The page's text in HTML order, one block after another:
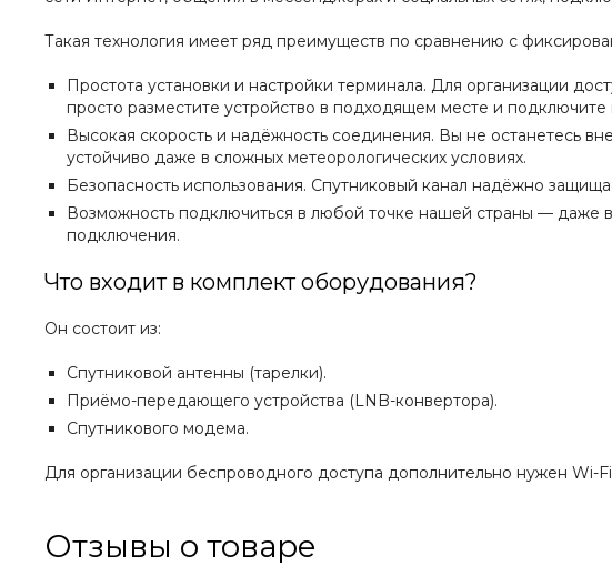
Такая технология имеет ряд преимуществ по сравнению с
Простота установки и настройки терминала. Для организации
просто разместите устройство в подходящем месте и
Высокая скорость и надёжность соединения. Вы не останетесь
устойчиво даже в сложных метеорологических условиях.
Безопасность использования. Спутниковый канал надёжно
Возможность подключиться в любой точке нашей страны — даже
подключения.
Что входит в комплект оборудования?
Он состоит из:
Спутниковой антенны (тарелки).
Приёмо-передающего устройства (LNB-конвертора).
Спутникового модема.
Для организации беспроводного доступа дополнительно нужен Wi-
Отзывы о товаре